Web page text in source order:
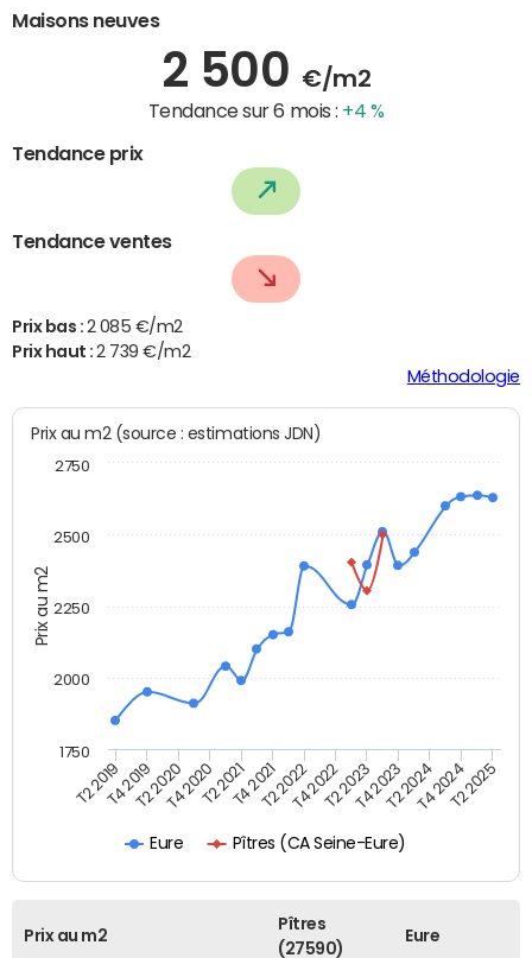
Maisons neuves
2 500 €/m2
Tendance sur 6 mois : +4 %
Tendance prix
Tendance ventes
Prix bas : 2 085 €/m2
Prix haut :2 739 €/m2
Méthodologie
Prix au m2
Prix au m2 (source : estimations JDN)
Eure Pîtres (CA Seine-Eure)
T2 2019T4 2019T2 2020T4 2020T2 2021T4 2021T2 2022T4 2022T2 2023T4 2023T2 2024T4 2024T2 2025
1750
2000
2250
2500
2750
Prix au m2
Pîtres
(27590)
Eure